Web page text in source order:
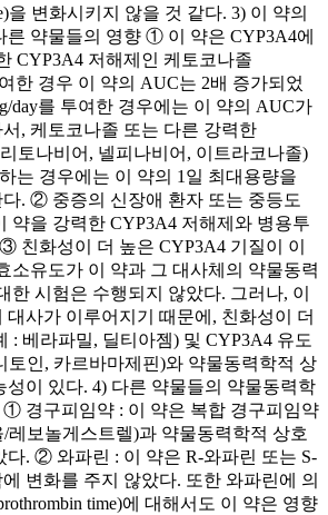
을 변화시키지 않을 것 같다. 3) 이 약의
른 약물들의 영향 ① 이 약은 CYP3A4에
CYP3A4 저해제인 케토코나졸
한 경우 이 약의 AUC는 2배 증가되었
day를 투여한 경우에는 이 약의 AUC가
, 케토코나졸 또는 다른 강력한
토나비어, 넬피나비어, 이트라코나졸)
는 경우에는 이 약의 1일 최대용량을
다. ② 중증의 신장애 환자 또는 중등도
약을 강력한 CYP3A4 저해제와 병용투
친화성이 더 높은 CYP3A4 기질이 이
소유도가 이 약과 그 대사체의 약물동력
한 시험은 수행되지 않았다. 그러나, 이
대사가 이루어지기 때문에, 친화성이 더
: 베라파밀, 딜티아젬) 및 CYP3A4 유도
토인, 카르바마제핀)와 약물동력학적 상
성이 있다. 4) 다른 약물들의 약물동력학
① 경구피임약 : 이 약은 복합 경구피임약
레보놀게스트렐)과 약물동력학적 상호
다. ② 와파린 : 이 약은 R-와파린 또는 S-
변화를 주지 않았다. 또한 와파린에 의
time)에 대해서도 이 약은 영향